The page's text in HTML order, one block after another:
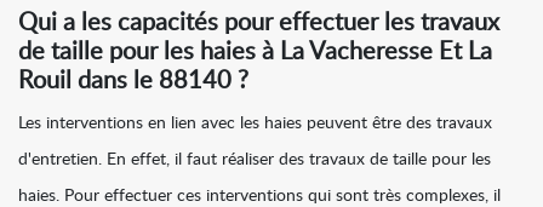
Qui a les capacités pour effectuer les travaux
de taille pour les haies à La Vacheresse Et La
Rouil dans le 88140 ?
Les interventions en lien avec les haies peuvent être des travaux
d'entretien. En effet, il faut réaliser des travaux de taille pour les
haies. Pour effectuer ces interventions qui sont très complexes, il